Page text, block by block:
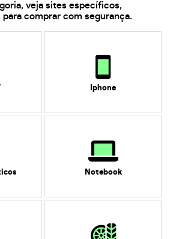
veja sites específicos,
comprar com segurança.
Iphone
Notebook